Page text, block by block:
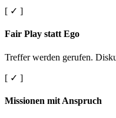
[ ✓ ]
Fair Play statt Ego
Treffer werden gerufen.
[ ✓ ]
Missionen mit Anspruch